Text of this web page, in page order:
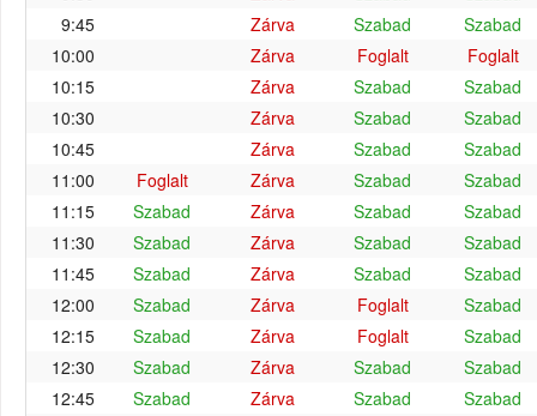
9:45
Zárva Szabad
Szabad
10:00
Zárva Foglalt
Foglalt
10:15
Zárva Szabad
Szabad
10:30
Zárva Szabad
Szabad
10:45
Zárva Szabad
Szabad
11:00
Foglalt Zárva Szabad
Szabad
11:15
Szabad Zárva Szabad
Szabad
11:30
Szabad Zárva Szabad
Szabad
11:45
Szabad Zárva Szabad
Szabad
12:00
Szabad Zárva Foglalt
Szabad
12:15
Szabad Zárva Foglalt
Szabad
12:30
Szabad Zárva Szabad
Szabad
12:45
Szabad Zárva Szabad
Szabad